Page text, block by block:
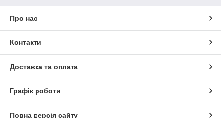
Про нас
Контакти
Доставка та оплата
Графік роботи
Повна версія сайту